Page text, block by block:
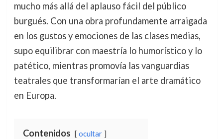
mucho más allá del aplauso fácil del público
burgués. Con una obra profundamente arraigada
en los gustos y emociones de las clases medias,
supo equilibrar con maestría lo humorístico y lo
patético, mientras promovía las vanguardias
teatrales que transformarían el arte dramático
en Europa.
Contenidos ocultar